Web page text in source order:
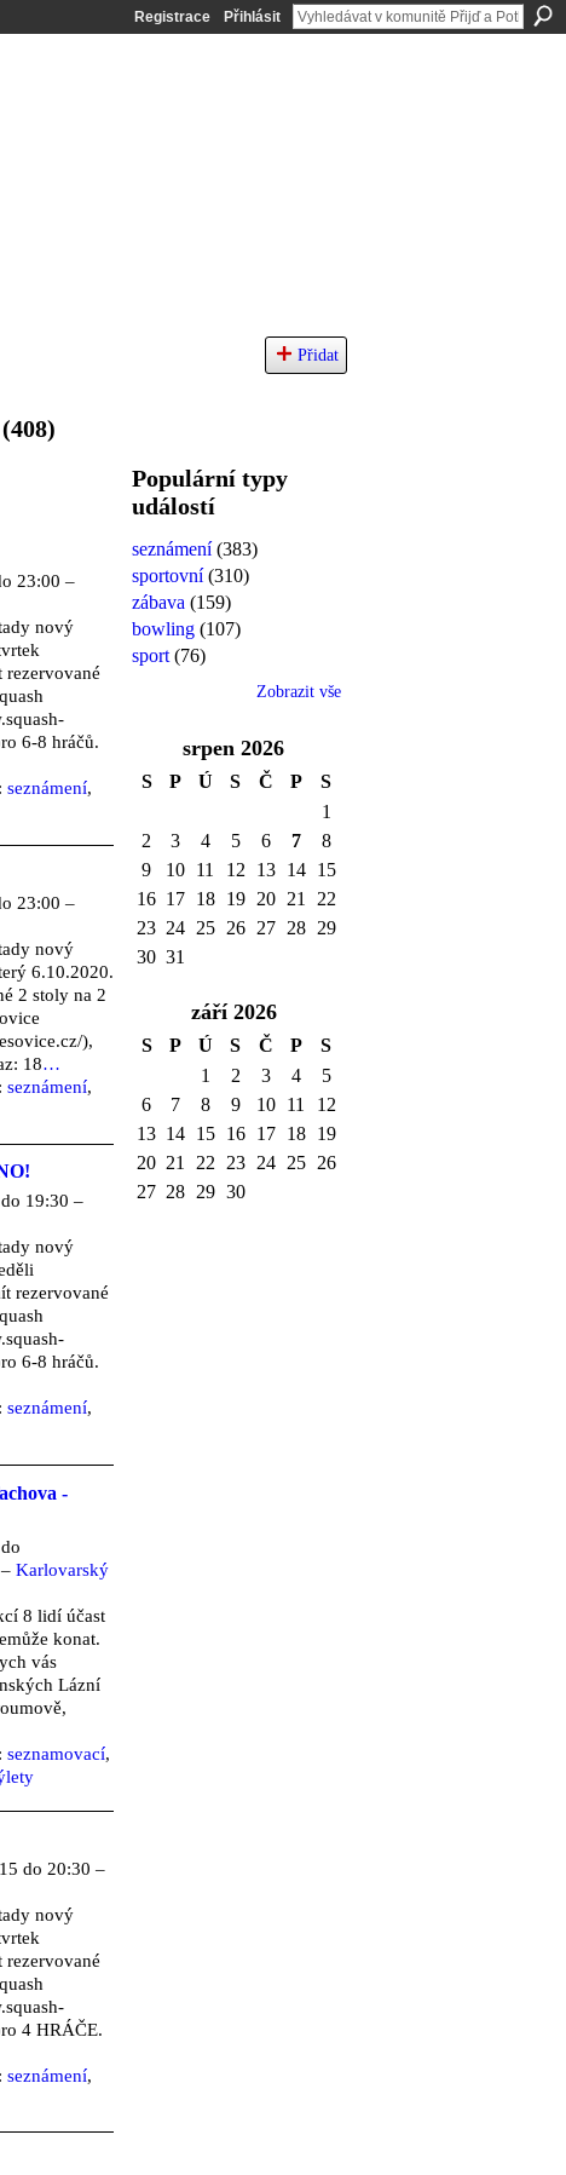
Registrace Přihlásit
Přidat
(408)
23:00 –
nový
rezervované
6-8 hráčů.
seznámení,
23:00 –
nový
6.10.2020.
2 stoly na 2
),
18…
seznámení,
19:30 –
nový
rezervované
6-8 hráčů.
seznámení,
-
Karlovarský
8 lidí účast
konat.
vás
Lázní
seznamovací,
do 20:30 –
nový
rezervované
4 HRÁČE.
seznámení,
Populární typy
událostí
seznámení(383)
sportovní(310)
zábava (159)
bowling (107)
sport (76)
Zobrazit vše
srpen 2026
S P Ú S Č P
S
1
2
3 4 5 6 7
8
9
10 11 12 13 14
15
16 17 18 19 20 21
22
23 24 25 26 27 28
29
30 31
září 2026
S P Ú S Č P
S
1
2 3 4
5
6
7 8 9 10 11
12
13 14 15 16 17 18
19
20 21 22 23 24 25
26
27 28 29 30